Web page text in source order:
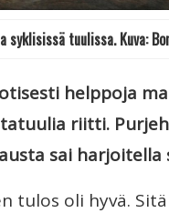
syklisissä tuulissa. Kuva:
helppoja
riitti.
sai harjoitella
tulos oli hyvä.